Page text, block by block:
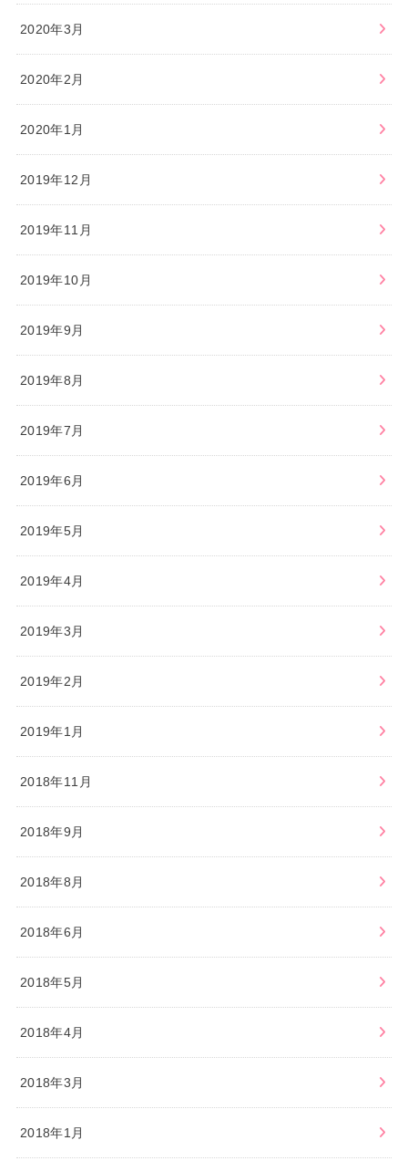
2020年3月
2020年2月
2020年1月
2019年12月
2019年11月
2019年10月
2019年9月
2019年8月
2019年7月
2019年6月
2019年5月
2019年4月
2019年3月
2019年2月
2019年1月
2018年11月
2018年9月
2018年8月
2018年6月
2018年5月
2018年4月
2018年3月
2018年1月